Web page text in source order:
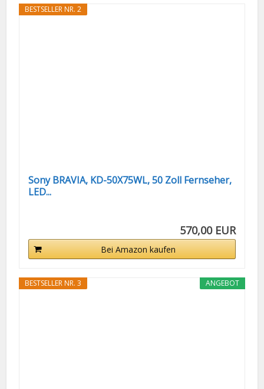
BESTSELLER NR. 2
Sony BRAVIA, KD-50X75WL, 50 Zoll Fernseher,
LED...
570,00 EUR
Bei Amazon kaufen
ANGEBOT
BESTSELLER NR. 3